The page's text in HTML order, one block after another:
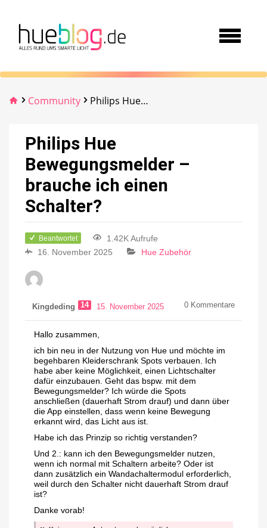
Community Philips Hue Bewegungsmelder – brauche ich einen Schalter?
Philips Hue
Bewegungsmelder –
brauche ich einen
Schalter?
Beantwortet
1.42K Aufrufe
16. November 2025
Hue Zubehör
Kingdeding 14 15. November 2025 0 Kommentare
Hallo zusammen,
ich bin neu in der Nutzung von Hue und möchte im
begehbaren Kleiderschrank Spots verbauen. Ich
habe aber keine Möglichkeit, einen Lichtschalter
dafür einzubauen. Geht das bspw. mit dem
Bewegungsmelder? Ich würde die Spots
anschließen (dauerhaft Strom drauf) und dann über
die App einstellen, dass wenn keine Bewegung
erkannt wird, das Licht aus ist.
Habe ich das Prinzip so richtig verstanden?
Und 2.: kann ich den Bewegungsmelder nutzen,
wenn ich normal mit Schaltern arbeite? Oder ist
dann zusätzlich ein Wandachaltermodul erforderlich,
weil durch den Schalter nicht dauerhaft Strom drauf
ist?
Danke vorab!